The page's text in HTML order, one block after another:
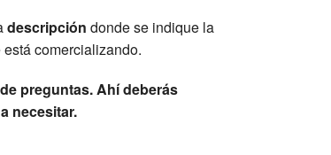
descripción donde se indique la
está comercializando.
preguntas. Ahí deberás
necesitar.